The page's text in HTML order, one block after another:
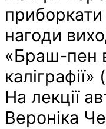
нагоди
«Браш-пен
На лекції
Вероніка